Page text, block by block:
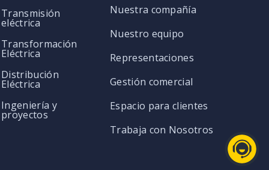
Transmisión
eléctrica
Transformación
Eléctrica
Distribución
Eléctrica
Ingeniería y
proyectos
Nuestra compañía
Nuestro equipo
Representaciones
Gestión comercial
Espacio para clientes
Trabaja con Nosotros